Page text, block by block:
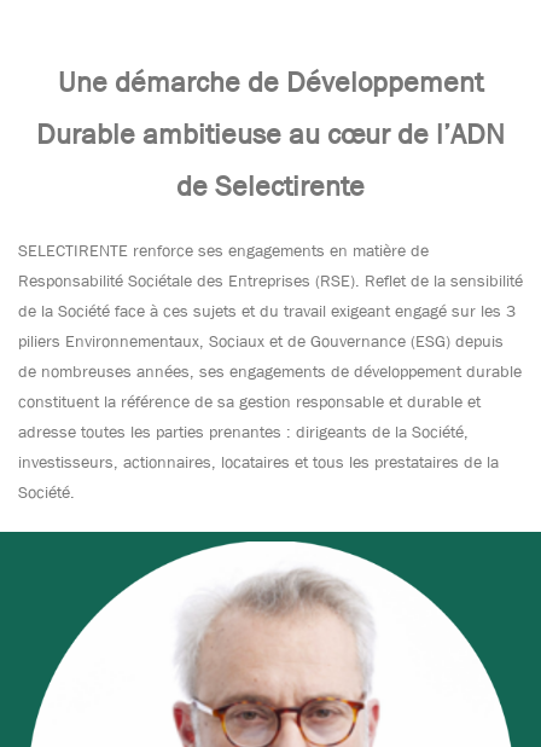
Une démarche de Développement
Durable ambitieuse au cœur de l’ADN
de Selectirente
SELECTIRENTE renforce ses engagements en matière de
Responsabilité Sociétale des Entreprises (RSE). Reflet de la sensibilité
de la Société face à ces sujets et du travail exigeant engagé sur les 3
piliers Environnementaux, Sociaux et de Gouvernance (ESG) depuis
de nombreuses années, ses engagements de développement durable
constituent la référence de sa gestion responsable et durable et
adresse toutes les parties prenantes : dirigeants de la Société,
investisseurs, actionnaires, locataires et tous les prestataires de la
Société.